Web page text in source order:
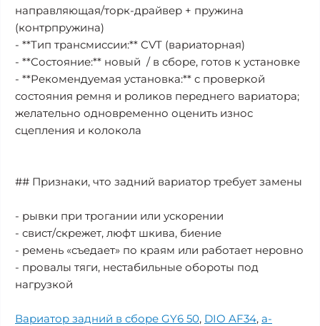
направляющая/торк-драйвер + пружина
(контрпружина)
- **Тип трансмиссии:** CVT (вариаторная)
- **Состояние:** новый / в сборе, готов к установке
- **Рекомендуемая установка:** с проверкой
состояния ремня и роликов переднего вариатора;
желательно одновременно оценить износ
сцепления и колокола
## Признаки, что задний вариатор требует замены
- рывки при трогании или ускорении
- свист/скрежет, люфт шкива, биение
- ремень «съедает» по краям или работает неровно
- провалы тяги, нестабильные обороты под
нагрузкой
Вариатор задний в сборе GY6 50, DIO AF34, a-